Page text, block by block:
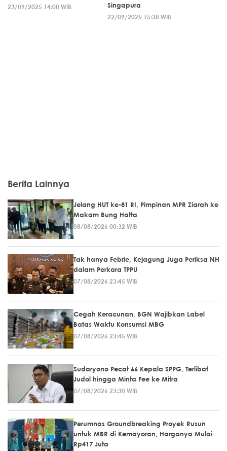
23/09/2025 14:00 WIB
Singapura
22/09/2025 15:38 WIB
Berita Lainnya
Jelang HUT ke-81 RI, Pimpinan MPR Ziarah ke
Makam Bung Hatta
08/08/2026 00:32 WIB
Tak hanya Febrie, Kejagung Juga Periksa NH
dalam Perkara TPPU
07/08/2026 23:45 WIB
Cegah Keracunan, BGN Wajibkan Label
Batas Waktu Konsumsi MBG
07/08/2026 23:45 WIB
Sudaryono Pecat 66 Kepala SPPG, Terlibat
Judol hingga Minta Fee ke Mitra
07/08/2026 23:30 WIB
Perumnas Groundbreaking Proyek Rusun
untuk MBR di Kemayoran, Harganya Mulai
Rp417 Juta